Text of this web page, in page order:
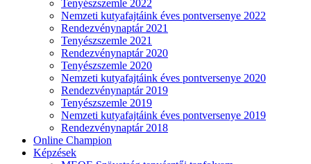
Tenyészszemle 2022
Nemzeti kutyafajtáink éves pontversenye 2022
Rendezvénynaptár 2021
Tenyészszemle 2021
Rendezvénynaptár 2020
Tenyészszemle 2020
Nemzeti kutyafajtáink éves pontversenye 2020
Rendezvénynaptár 2019
Tenyészszemle 2019
Nemzeti kutyafajtáink éves pontversenye 2019
Rendezvénynaptár 2018
Online Champion
Képzések